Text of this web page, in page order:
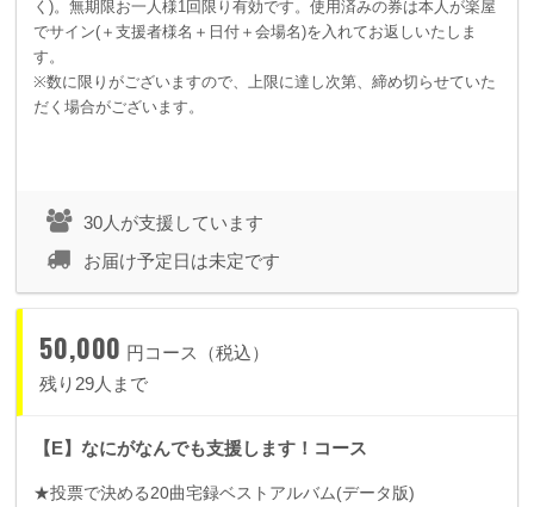
く)。無期限お一人様1回限り有効です。使用済みの券は本人が楽屋
でサイン(＋支援者様名＋日付＋会場名)を入れてお返しいたしま
す。
※数に限りがございますので、上限に達し次第、締め切らせていた
だく場合がございます。
30人が支援しています
お届け予定日は未定です
50,000 円コース（税込）
残り29人まで
【E】なにがなんでも支援します！コース
★投票で決める20曲宅録ベストアルバム(データ版)